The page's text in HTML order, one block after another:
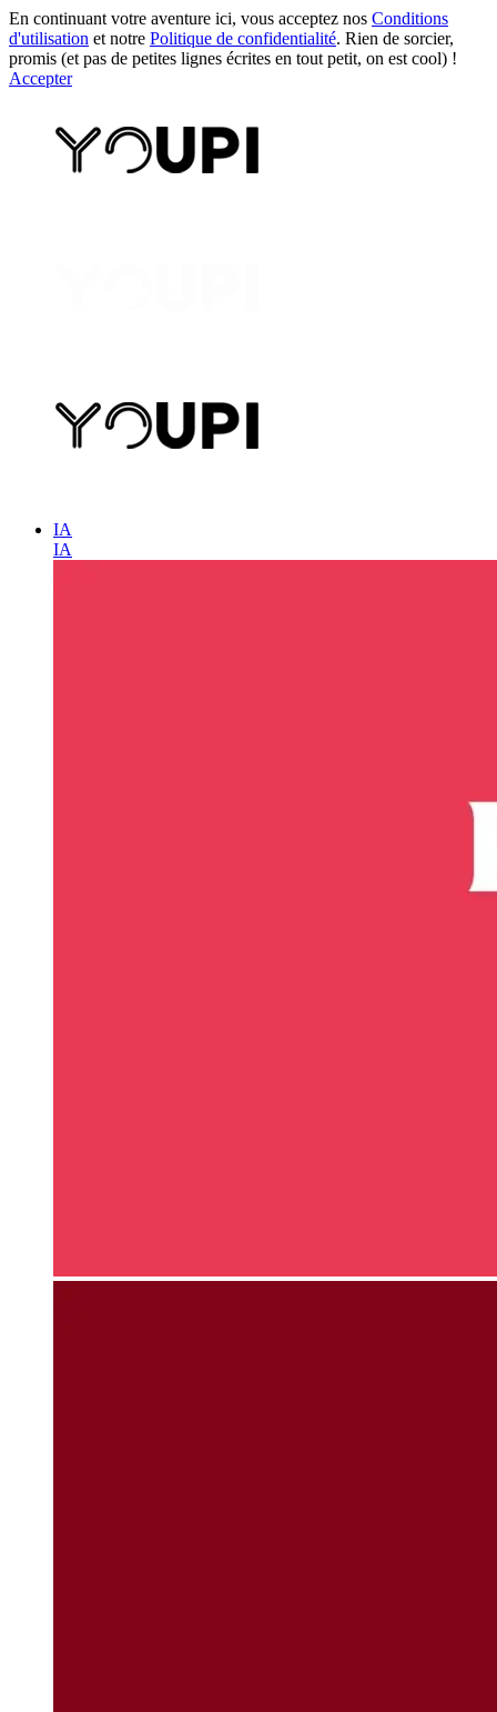
En continuant votre aventure ici, vous acceptez nos Conditions
d'utilisation et notre Politique de confidentialité. Rien de sorcier,
promis (et pas de petites lignes écrites en tout petit, on est cool) !
Accepter
IA
IA